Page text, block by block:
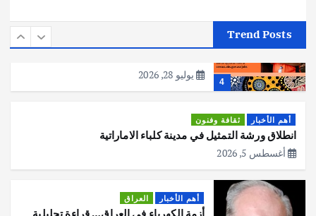
Trend Posts
4
عملية التعداد السكاني في11 من الشهر
يوليو 28, 2026
أهم الأخبار ثقافة وفنون
انطلاق ورشة التمثيل في مدينة كلباء الاماراتية
أغسطس 5, 2026
أهم الأخبار العراق